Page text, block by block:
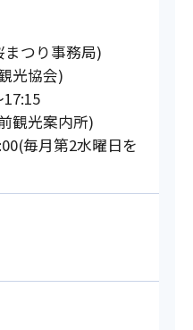
つり事務局)
光協会)
17:15
観光案内所)
毎月第2水曜日を